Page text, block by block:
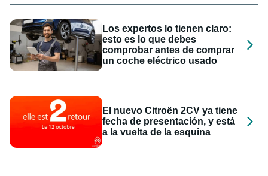
Los expertos lo tienen claro:
esto es lo que debes
comprobar antes de comprar
un coche eléctrico usado
El nuevo Citroën 2CV ya tiene
fecha de presentación, y está
a la vuelta de la esquina